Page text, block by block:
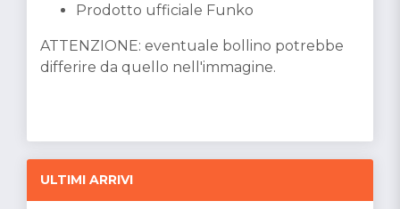
Prodotto ufficiale Funko
ATTENZIONE: eventuale bollino potrebbe
differire da quello nell'immagine.
ULTIMI ARRIVI